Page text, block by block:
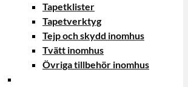
Tapetklister
Tapetverktyg
Tejp och skydd inomhus
Tvätt inomhus
Övriga tillbehör inomhus